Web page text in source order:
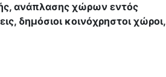
ανάπλασης χώρων εντός
δημόσιοι κοινόχρηστοι χώροι,